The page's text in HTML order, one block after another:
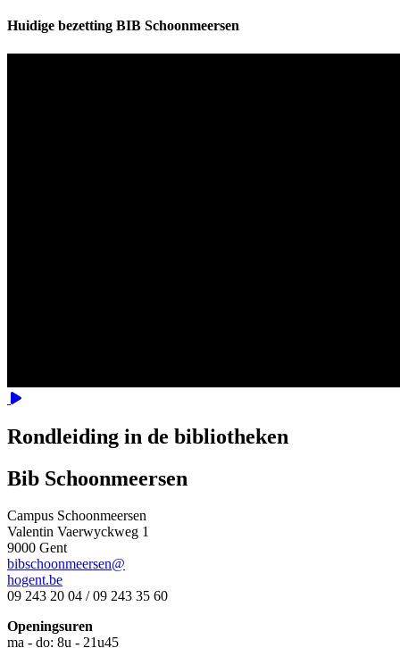
Huidige bezetting BIB Schoonmeersen
Video
Rondleiding in de bibliotheken
Bib Schoonmeersen
Campus Schoonmeersen
Valentin Vaerwyckweg 1
9000 Gent
bibschoonmeersen@
hogent.be
09 243 20 04 / 09 243 35 60
Openingsuren
ma - do: 8u - 21u45